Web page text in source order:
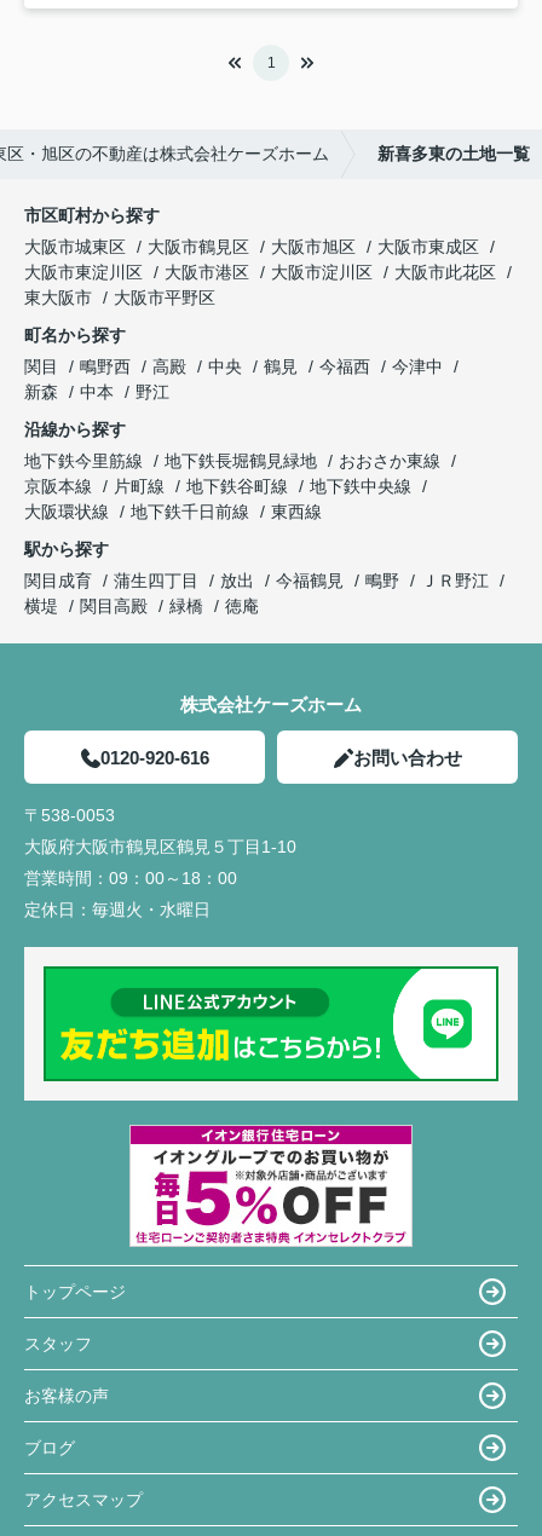
1
区・旭区の不動産は株式会社ケーズホーム 新喜多東の土地一覧
市区町村から探す
大阪市城東区
大阪市鶴見区 大阪市旭区
大阪市東成区
大阪市東淀川区
大阪市港区 大阪市淀川区
大阪市此花区
東大阪市
大阪市平野区
町名から探す
関目
鴫野西 高殿 中央 鶴見 今福西
今津中
新森
中本
野江
沿線から探す
地下鉄今里筋線
地下鉄長堀鶴見緑地
おおさか東線
京阪本線
片町線 地下鉄谷町線
地下鉄中央線
大阪環状線
地下鉄千日前線
東西線
駅から探す
関目成育
蒲生四丁目 放出 今福鶴見 鴫野
ＪＲ野江
横堤
関目高殿 緑橋 徳庵
株式会社ケーズホーム
0120-920-616 お問い合わせ
〒538-0053
大阪府大阪市鶴見区鶴見５丁目1-10
営業時間： 09：00～18：00
定休日： 毎週火・水曜日
トップページ
スタッフ
お客様の声
ブログ
アクセスマップ